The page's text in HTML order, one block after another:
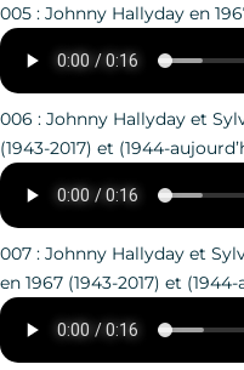
005 : Johnny Hallyday en
006 : Johnny Hallyday et
(1943-2017) et (1944-
007 : Johnny Hallyday et
en 1967 (1943-2017) et